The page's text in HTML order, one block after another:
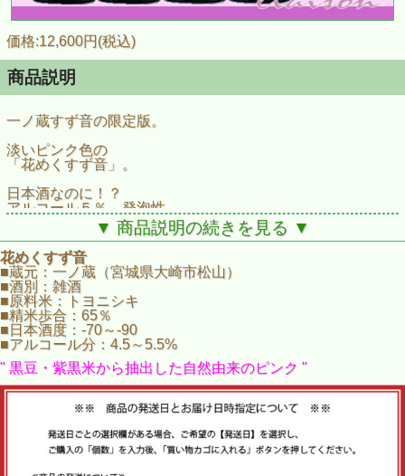
価格:12,600円(税込)
商品説明
一ノ蔵すず音の限定版。
淡いピンク色の
「花めくすず音」。
日本酒なのに！？
アルコール５％、発泡性、
甘酸っぱい味わい、
そして桃色のお酒という
すず音の新バージョン。
ロゼタイプです。
黒豆と紫黒米の天然色素を加えて、
淡いピンクの爽やかで優しい味わい。
花めくすず音１２本を、送料無料でお届け！
※沖縄へのお届けは、別途送料1,800円を頂戴します。
※このセットは、個別包装は承れません。
個別包装をご希望の場合は、単品でご購入ください。
さい。
▼ 商品説明の続きを見る ▼
花めくすず音
■蔵元：一ノ蔵（宮城県大崎市松山）
■酒別：雑酒
■原料米：トヨニシキ
■精米歩合：65％
■日本酒度：-70～-90
■アルコール分：4.5～5.5%
" 黒豆・紫黒米から抽出した自然由来のピンク "